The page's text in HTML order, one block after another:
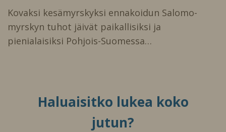
Kovaksi kesämyrskyksi ennakoidun Salomo-
myrskyn tuhot jäivät paikallisiksi ja
pienialaisiksi Pohjois-Suomessa…
Haluaisitko lukea koko
jutun?